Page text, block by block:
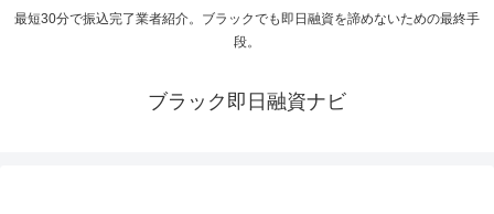
最短30分で振込完了業者紹介。ブラックでも即日融資を諦めないための最終手
段。
ブラック即日融資ナビ